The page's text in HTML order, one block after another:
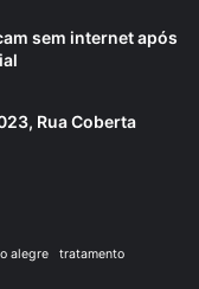
sem internet após
Rua Coberta
alegre tratamento